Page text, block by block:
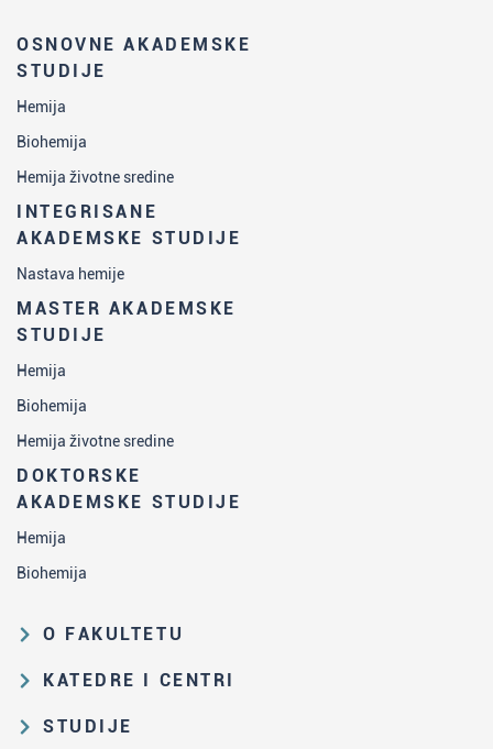
OSNOVNE AKADEMSKE
STUDIJE
Hemija
Biohemija
Hemija životne sredine
INTEGRISANE
AKADEMSKE STUDIJE
Nastava hemije
MASTER AKADEMSKE
STUDIJE
Hemija
Biohemija
Hemija životne sredine
DOKTORSKE
AKADEMSKE STUDIJE
Hemija
Biohemija
O FAKULTETU
Obrazovna i naučna delatnost
struktura
KATEDRE I CENTRI
Katedra za analitičku hemiju
STUDIJE